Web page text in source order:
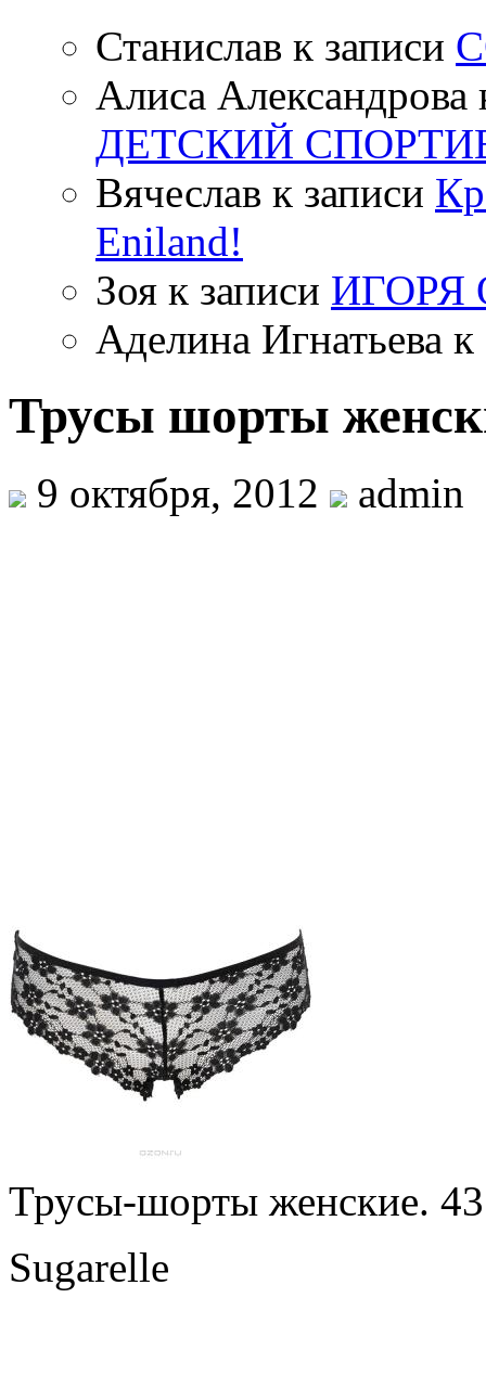
Станислав к записи
Алиса Александрова
ДЕТСКИЙ
Вячеслав к записи
Eniland!
Зоя к записи ИГОРЯ
Аделина Игнатьева к
Трусы шорты
9 октября, 2012 admin
Трусы-шорты женские.
Sugarelle